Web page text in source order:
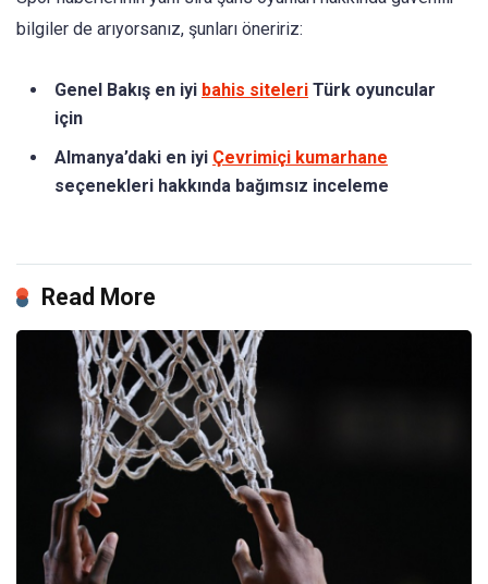
bilgiler de arıyorsanız, şunları öneririz:
Genel Bakış en iyi bahis siteleri Türk oyuncular
için
Almanya’daki en iyi Çevrimiçi kumarhane
seçenekleri hakkında bağımsız inceleme
Read More